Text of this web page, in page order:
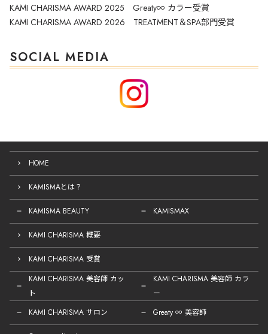
KAMI CHARISMA AWARD 2025 Greaty∞ カラー受賞
KAMI CHARISMA AWARD 2026 TREATMENT＆SPA部門受賞
SOCIAL MEDIA
HOME
KAMISMAとは？
KAMISMA BEAUTY KAMISMAX
KAMI CHARISMA 概要
KAMI CHARISMA 受賞
KAMI CHARISMA 美容師 カッ
ト
KAMI CHARISMA 美容師 カラ
ー
KAMI CHARISMA サロン
Greaty ∞ 美容師